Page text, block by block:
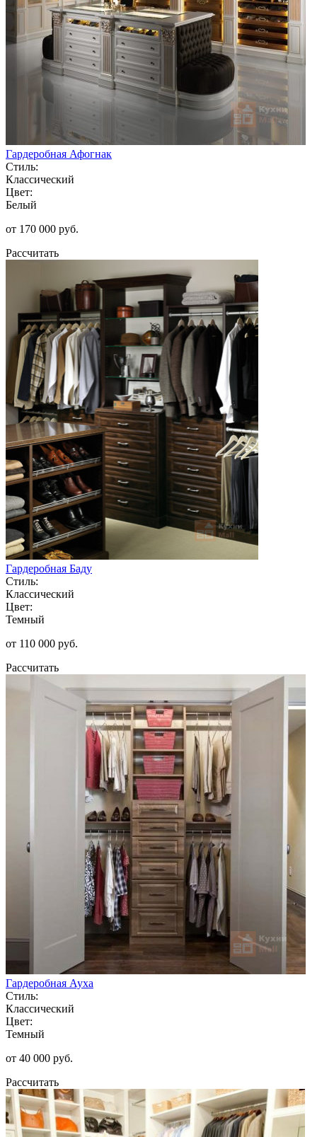
Гардеробная Афогнак
Стиль:
Классический
Цвет:
Белый
от 170 000 руб.
Рассчитать
Гардеробная Баду
Стиль:
Классический
Цвет:
Темный
от 110 000 руб.
Рассчитать
Гардеробная Ауха
Стиль:
Классический
Цвет:
Темный
от 40 000 руб.
Рассчитать